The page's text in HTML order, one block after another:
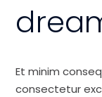
Et minim
consectetur